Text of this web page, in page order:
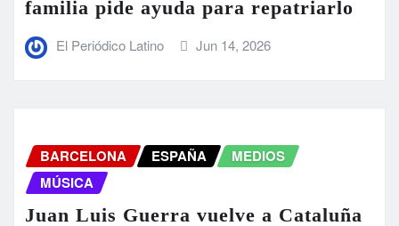
familia pide ayuda para repatriarlo
El Periódico Latino Jun 14, 2026
BARCELONA ESPAÑA
MEDIOS
MÚSICA
Juan Luis Guerra vuelve a Cataluña